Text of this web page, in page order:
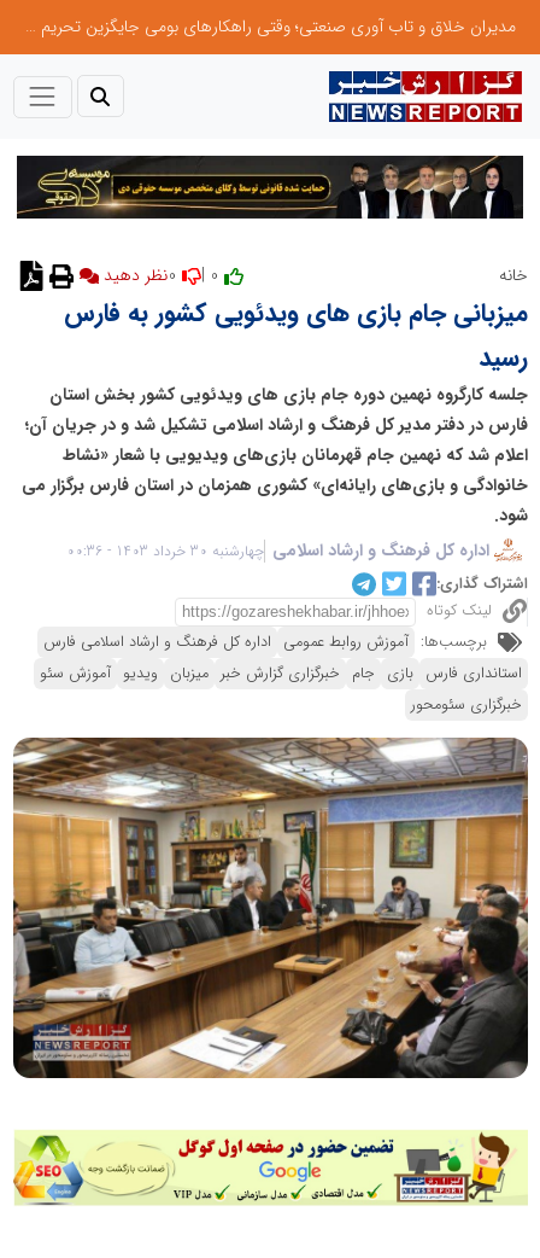
مدیران خلاق و تاب آوری صنعتی؛ وقتی راهکارهای بومی جایگزین تحریم میشود
خانه نظر دهید
میزبانی جام بازی های ویدئویی کشور به فارس
رسید
جلسه کارگروه نهمین دوره جام بازی های ویدئویی کشور بخش استان
فارس در دفتر مدیر کل فرهنگ و ارشاد اسلامی تشکیل شد و در جریان آن؛
اعلام شد که نهمین جام قهرمانان بازی‌های ویدیویی با شعار «نشاط
خانوادگی و بازی‌های رایانه‌ای» کشوری همزمان در استان فارس برگزار می
شود.
اداره کل فرهنگ و ارشاد اسلامی چهارشنبه 30 خرداد 1403 - 00:36
اشتراک گذاری:
لینک کوتاه
برچسب‌ها: آموزش روابط عمومی اداره کل فرهنگ و ارشاد اسلامی فارس
استانداری فارس بازی جام خبرگزاری گزارش خبر میزبان ویدیو آموزش سئو
خبرگزاری سئومحور